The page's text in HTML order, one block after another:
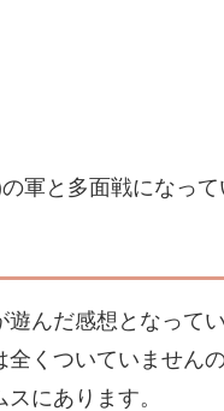
軍と多面戦になっ
んだ感想となってい
くついていません
にあります。